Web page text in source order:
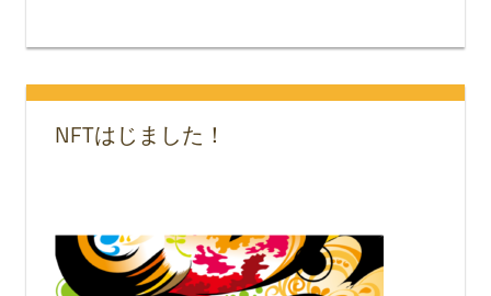
NFTはじました！